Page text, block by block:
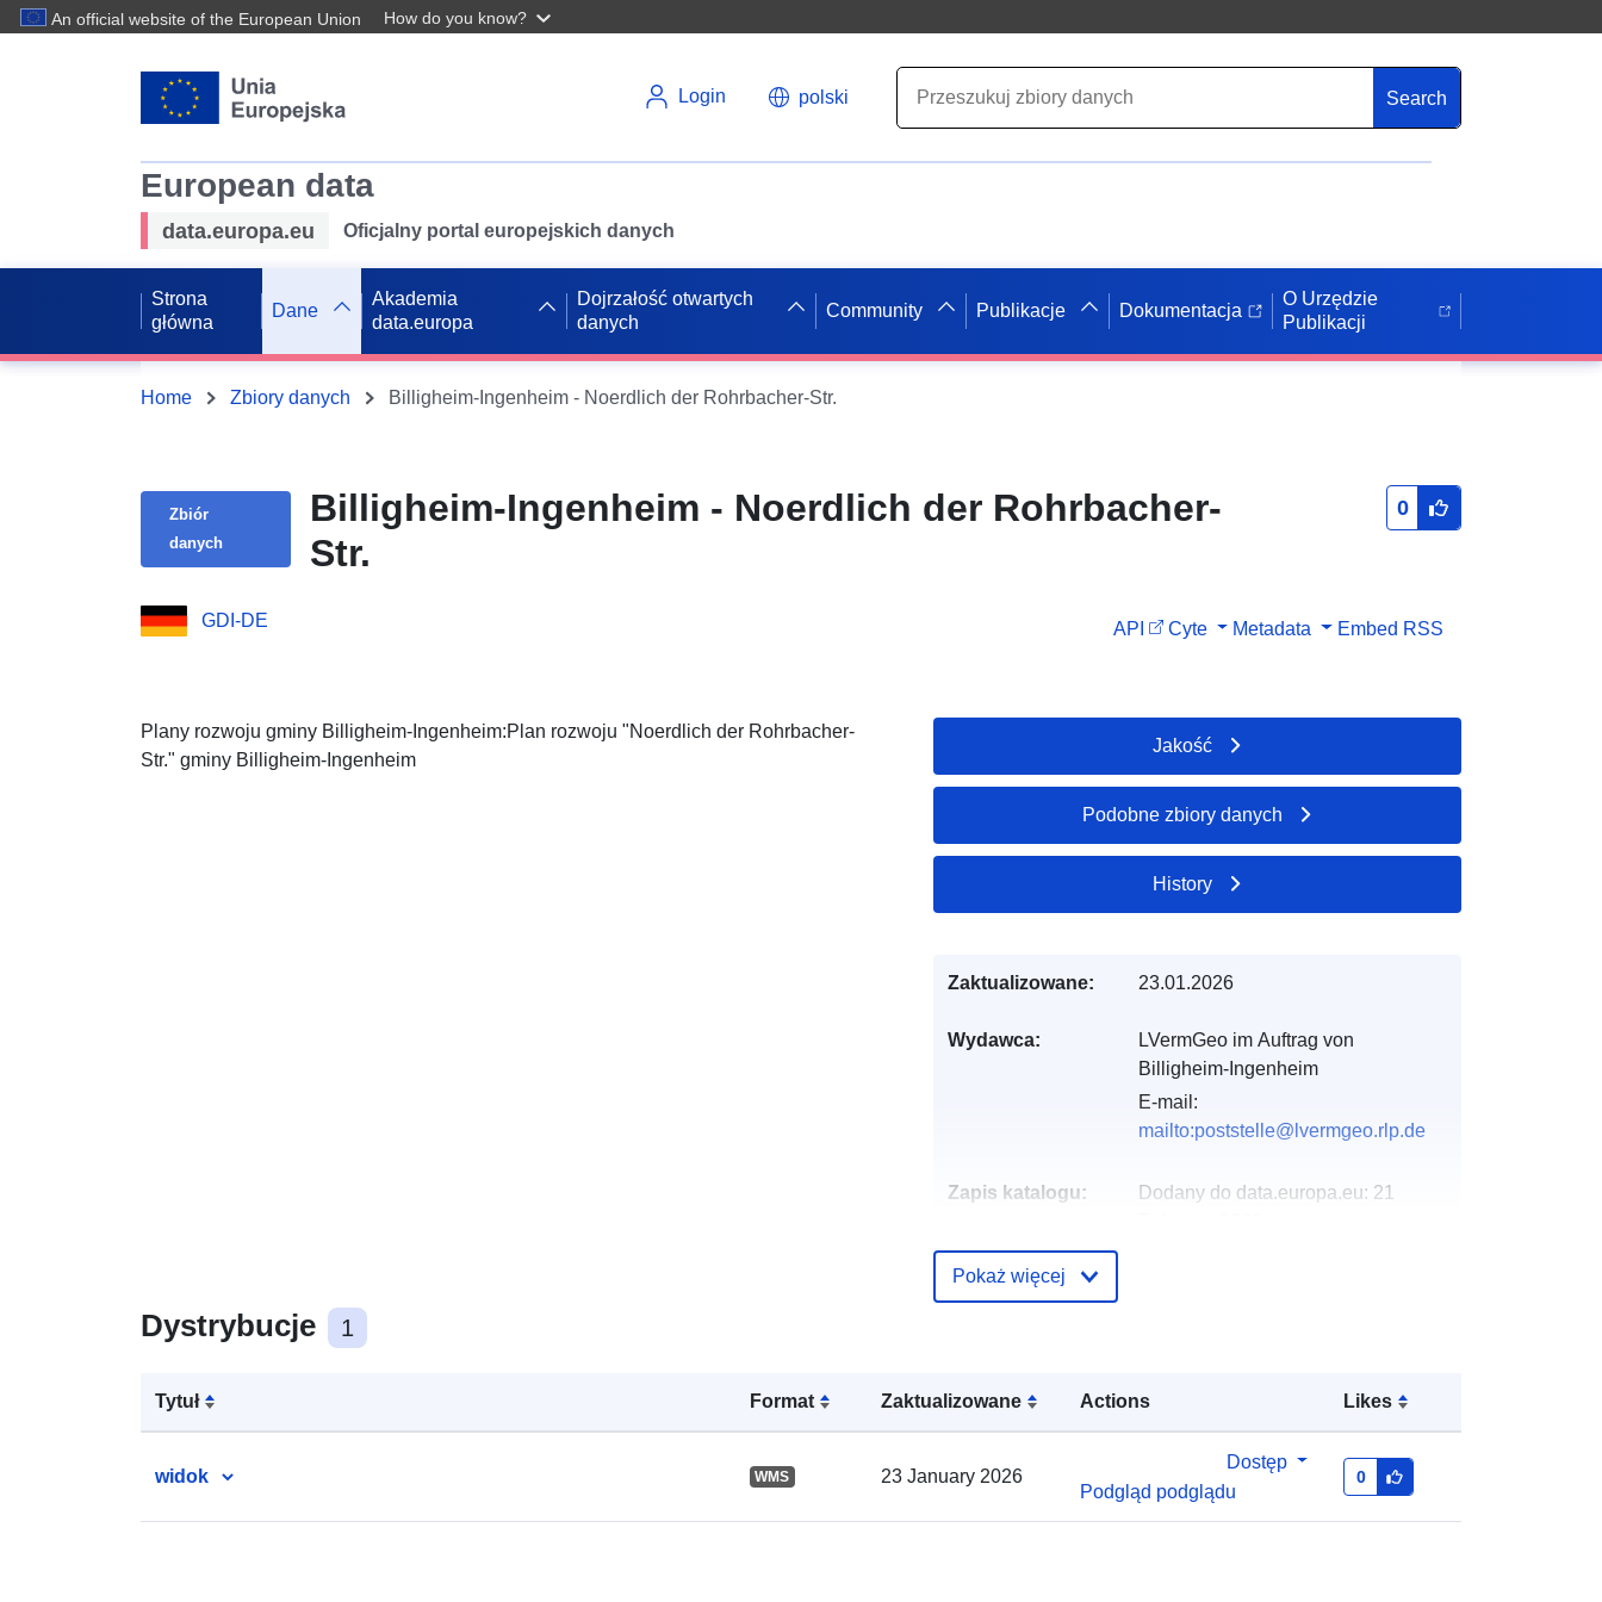
An official website of the European Union How do you know?
Login polski Search
European data
data.europa.eu Oficjalny portal europejskich danych
Strona
główna
Dane
Akademia
data.europa
Dojrzałość otwartych
danych
Community Publikacje Dokumentacja
O Urzędzie
Publikacji
Home Zbiory danych Billigheim-Ingenheim - Noerdlich der Rohrbacher-Str.
Zbiór
danych
Billigheim-Ingenheim - Noerdlich der Rohrbacher-
Str.
0
GDI-DE API Cyte Metadata Embed RSS
Plany rozwoju gminy Billigheim-Ingenheim:Plan rozwoju "Noerdlich der Rohrbacher-
Str." gminy Billigheim-Ingenheim
Dystrybucje 1
Tytuł Format Zaktualizowane Actions Likes
widok WMS 23 January 2026
Dostęp
Podgląd podglądu
0
Jakość
Podobne zbiory danych
History
Zaktualizowane: 23.01.2026
Wydawca:
LVermGeo im Auftrag von
Billigheim-Ingenheim
E-mail:
mailto:poststelle@lvermgeo.rlp.de
Zapis katalogu: Dodany do data.europa.eu: 21
49.1362 ], [ 8.10378, 49.1362 ], [
8.10378, 49.1381 ] ]
Polygon
uriRef:
http://data.europa.eu/88u/dataset/57
Pokaż więcej